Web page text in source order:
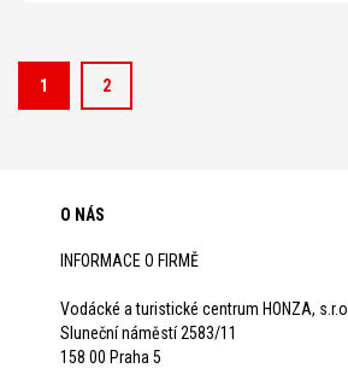
1 2
O NÁS
INFORMACE O FIRMĚ
Vodácké a turistické centrum HONZA, s.r.o.
Sluneční náměstí 2583/11
158 00 Praha 5